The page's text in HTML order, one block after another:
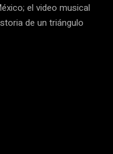
el video musical
de un triángulo